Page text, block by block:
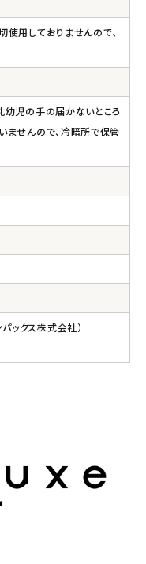
用しておりませんので、
幼児の手の届かないところ
ませんので、冷暗所で保管
ックス株式会社）